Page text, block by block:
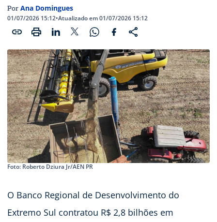
Por Ana Domingues
01/07/2026 15:12•Atualizado em 01/07/2026 15:12
Foto: Roberto Dziura Jr/AEN PR
O Banco Regional de Desenvolvimento do
Extremo Sul contratou R$ 2,8 bilhões em